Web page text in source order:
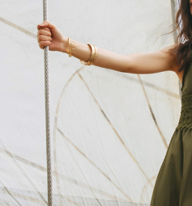
每筆NT$80，滿NT$1,000(含以上)
付款後7-11取貨
每筆NT$80，滿NT$1,000(含以上)
每筆NT$120，滿NT$1,000(含以
離島宅配
每筆NT$400，滿NT$2,000(含以上)
付款後門市自取